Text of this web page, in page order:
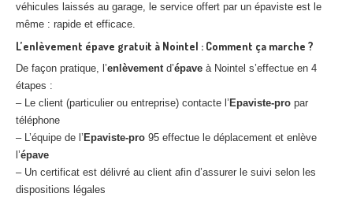
véhicules laissés au garage, le service offert par un épaviste est le
même : rapide et efficace.
L’enlèvement épave gratuit à Nointel : Comment ça marche ?
De façon pratique, l’enlèvementd’épave à Nointel s’effectue en 4
étapes :
– Le client (particulier ou entreprise) contacte l’ Epaviste-pro par
téléphone
– L’équipe de l’ Epaviste-pro 95 effectue le déplacement et enlève
l’épave
– Un certificat est délivré au client afin d’assurer le suivi selon les
dispositions légales